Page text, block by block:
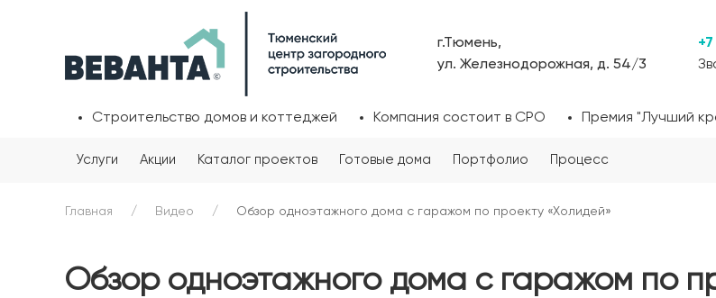
г.Тюмень,
ул. Железнодорожная, д. 54/3
Строительство домов и коттеджей Компания состоит в СРО Премия "Лучший
Услуги Акции Каталог проектов Готовые дома Портфолио Процесс
Главная Видео Обзор одноэтажного дома с гаражом по проекту «Холидей»
Обзор одноэтажного дома с гаражом по